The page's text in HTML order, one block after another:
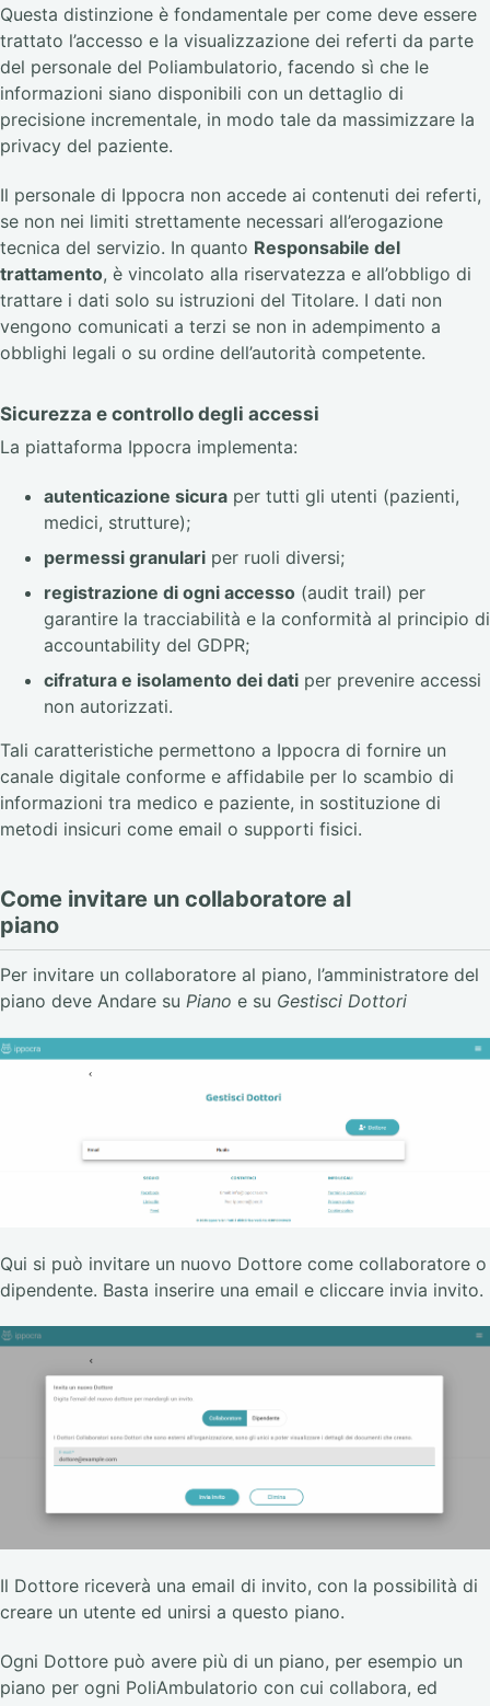
Questa distinzione è fondamentale per come deve essere
trattato l’accesso e la visualizzazione dei referti da parte
del personale del Poliambulatorio, facendo sì che le
informazioni siano disponibili con un dettaglio di
precisione incrementale, in modo tale da massimizzare la
privacy del paziente.
Il personale di Ippocra non accede ai contenuti dei referti,
se non nei limiti strettamente necessari all’erogazione
tecnica del servizio. In quanto Responsabile del
trattamento, è vincolato alla riservatezza e all’obbligo di
trattare i dati solo su istruzioni del Titolare. I dati non
vengono comunicati a terzi se non in adempimento a
obblighi legali o su ordine dell’autorità competente.
Sicurezza e controllo degli accessi
La piattaforma Ippocra implementa:
autenticazione sicura per tutti gli utenti (pazienti,
medici, strutture);
permessi granulari per ruoli diversi;
registrazione di ogni accesso (audit trail) per
garantire la tracciabilità e la conformità al principio di
accountability del GDPR;
cifratura e isolamento dei dati per prevenire accessi
non autorizzati.
Tali caratteristiche permettono a Ippocra di fornire un
canale digitale conforme e affidabile per lo scambio di
informazioni tra medico e paziente, in sostituzione di
metodi insicuri come email o supporti fisici.
Come invitare un collaboratore al
piano
Per invitare un collaboratore al piano, l’amministratore del
piano deve Andare su Piano e su Gestisci Dottori
Qui si può invitare un nuovo Dottore come collaboratore o
dipendente. Basta inserire una email e cliccare invia invito.
Il Dottore riceverà una email di invito, con la possibilità di
creare un utente ed unirsi a questo piano.
Ogni Dottore può avere più di un piano, per esempio un
piano per ogni PoliAmbulatorio con cui collabora, ed